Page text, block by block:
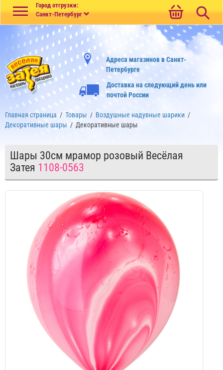
Город отгрузки:
Санкт-Петербург
Адреса магазинов в Санкт-
Петербурге
Доставка на следующий день или
почтой России
Главная страница / Товары / Воздушные надувные шарики /
Декоративные шары / Декоративные шары
Шары 30см мрамор розовый Весёлая
Затея 1108-0563